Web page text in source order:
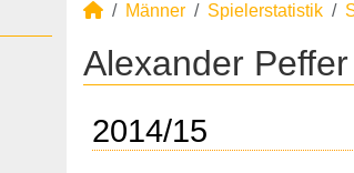
Männer Spielerstatistik
Alexander
2014/15